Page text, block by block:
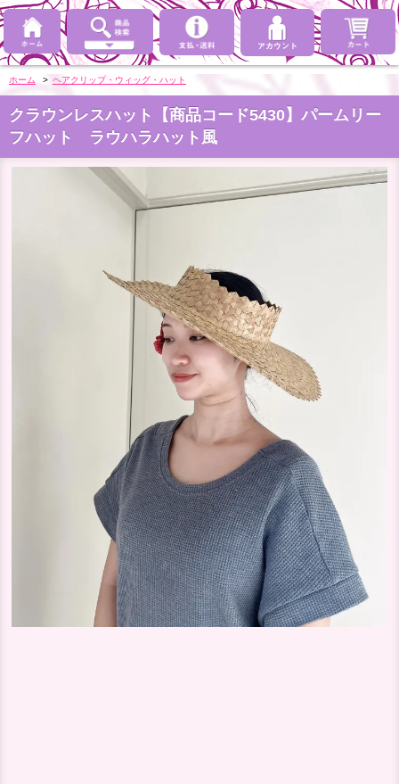
ホーム > ヘアクリップ・ウィッグ・ハット
クラウンレスハット【商品コード5430】パームリー
フハット ラウハラハット風